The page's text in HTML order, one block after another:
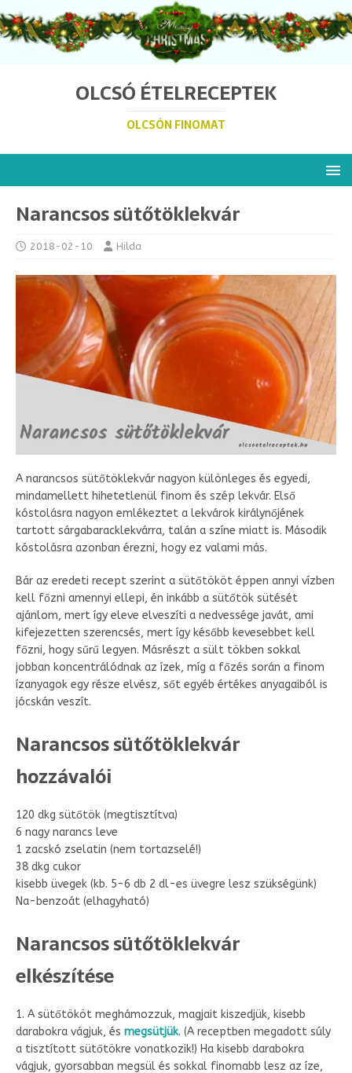
OLCSÓ ÉTELRECEPTEK
OLCSÓN FINOMAT
Narancsos sütőtöklekvár
2018-02-10 Hilda
A narancsos sütőtöklekvár nagyon különleges és egyedi,
mindamellett hihetetlenül finom és szép lekvár. Első
kóstolásra nagyon emlékeztet a lekvárok királynőjének
tartott sárgabaracklekvárra, talán a színe miatt is. Második
kóstolásra azonban érezni, hogy ez valami más.
Bár az eredeti recept szerint a sütőtököt éppen annyi vízben
kell főzni amennyi ellepi, én inkább a sütőtök sütését
ajánlom, mert így eleve elveszíti a nedvessége javát, ami
kifejezetten szerencsés, mert így később kevesebbet kell
főzni, hogy sűrű legyen. Másrészt a sült tökben sokkal
jobban koncentrálódnak az ízek, míg a főzés során a finom
ízanyagok egy része elvész, sőt egyéb értékes anyagaiból is
jócskán veszít.
Narancsos sütőtöklekvár
hozzávalói
120 dkg sütőtök (megtisztítva)
6 nagy narancs leve
1 zacskó zselatin (nem tortazselé!)
38 dkg cukor
kisebb üvegek (kb. 5-6 db 2 dl-es üvegre lesz szükségünk)
Na-benzoát (elhagyható)
Narancsos sütőtöklekvár
elkészítése
1. A sütőtököt meghámozzuk, magjait kiszedjük, kisebb
darabokra vágjuk, és megsütjük. (A receptben megadott súly
a tisztított sütőtökre vonatkozik!) Ha kisebb darabokra
vágjuk, gyorsabban megsül és sokkal finomabb lesz az íze,